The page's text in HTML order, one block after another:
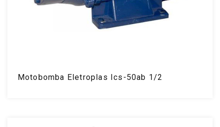
Motobomba Eletroplas Ics-50ab 1/2